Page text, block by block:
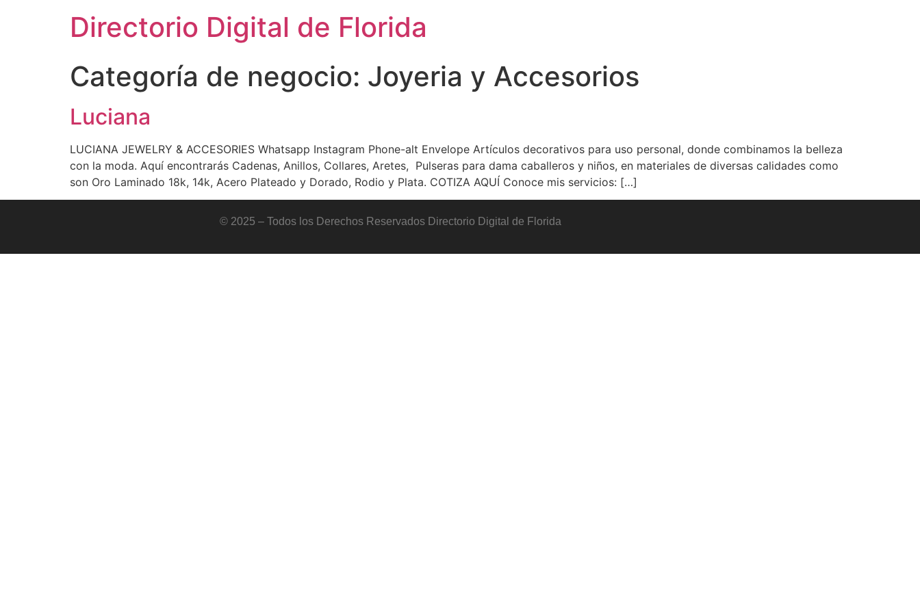
Directorio Digital de Florida
Categoría de negocio: Joyeria y Accesorios
Luciana
LUCIANA JEWELRY & ACCESORIES Whatsapp Instagram Phone-alt Envelope Artículos decorativos para uso personal, donde combinamos la belleza
con la moda. Aquí encontrarás Cadenas, Anillos, Collares, Aretes, Pulseras para dama caballeros y niños, en materiales de diversas calidades como
son Oro Laminado 18k, 14k, Acero Plateado y Dorado, Rodio y Plata. COTIZA AQUÍ Conoce mis servicios: […]
© 2025 – Todos los Derechos Reservados Directorio Digital de Florida